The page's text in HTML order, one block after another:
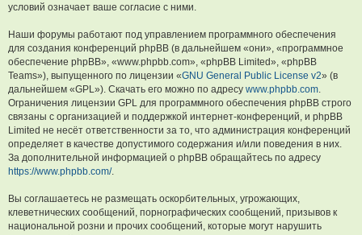
условий означает ваше согласие с ними.
Наши форумы работают под управлением программного обеспечения
для создания конференций phpBB (в дальнейшем «они», «программное
обеспечение phpBB», «www.phpbb.com», «phpBB Limited», «phpBB
Teams»), выпущенного по лицензии «GNU General Public License v2» (в
дальнейшем «GPL»). Скачать его можно по адресу www.phpbb.com.
Ограничения лицензии GPL для программного обеспечения phpBB строго
связаны с организацией и поддержкой интернет-конференций, и phpBB
Limited не несёт ответственности за то, что администрация конференций
определяет в качестве допустимого содержания и/или поведения в них.
За дополнительной информацией о phpBB обращайтесь по адресу
https://www.phpbb.com/.
Вы соглашаетесь не размещать оскорбительных, угрожающих,
клеветнических сообщений, порнографических сообщений, призывов к
национальной розни и прочих сообщений, которые могут нарушить